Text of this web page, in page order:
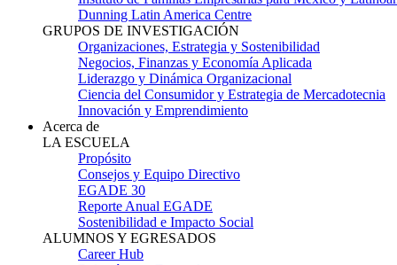
Dunning Latin America Centre
GRUPOS DE INVESTIGACIÓN
Organizaciones, Estrategia y Sostenibilidad
Negocios, Finanzas y Economía Aplicada
Liderazgo y Dinámica Organizacional
Ciencia del Consumidor y Estrategia de Mercadotecnia
Innovación y Emprendimiento
Acerca de
LA ESCUELA
Propósito
Consejos y Equipo Directivo
EGADE 30
Reporte Anual EGADE
Sostenibilidad e Impacto Social
ALUMNOS Y EGRESADOS
Career Hub